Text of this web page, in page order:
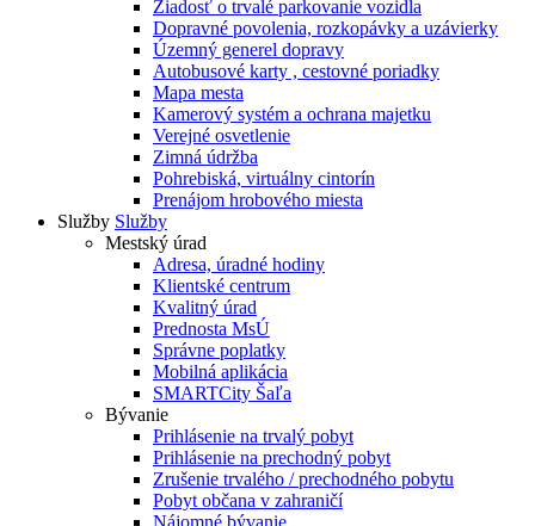
Žiadosť o trvalé parkovanie vozidla
Dopravné povolenia, rozkopávky a uzávierky
Územný generel dopravy
Autobusové karty , cestovné poriadky
Mapa mesta
Kamerový systém a ochrana majetku
Verejné osvetlenie
Zimná údržba
Pohrebiská, virtuálny cintorín
Prenájom hrobového miesta
Služby Služby
Mestský úrad
Adresa, úradné hodiny
Klientské centrum
Kvalitný úrad
Prednosta MsÚ
Správne poplatky
Mobilná aplikácia
SMARTCity Šaľa
Bývanie
Prihlásenie na trvalý pobyt
Prihlásenie na prechodný pobyt
Zrušenie trvalého / prechodného pobytu
Pobyt občana v zahraničí